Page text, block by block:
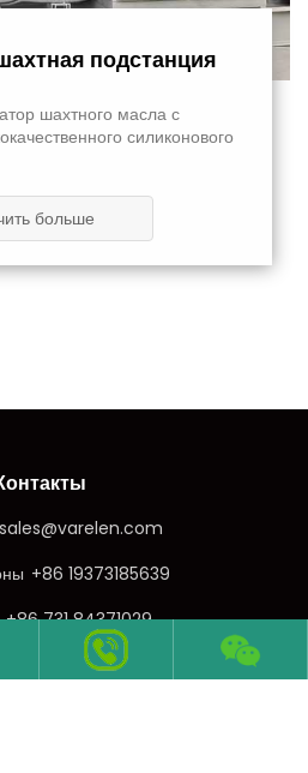
подстанция
шахтного масла с
силиконового
больше
sales@varelen.com
+86 19373185639
+86 731 84371029
+86 19373185639